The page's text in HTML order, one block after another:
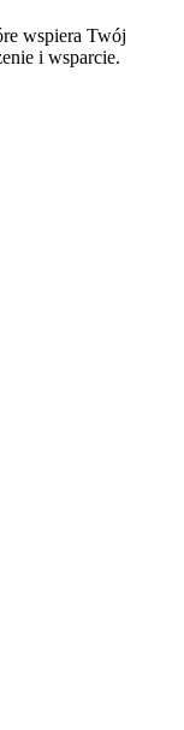
wspiera Twój
i wsparcie.